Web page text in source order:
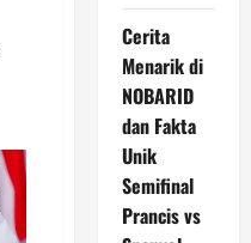
Cerita
Menarik di
NOBARID
dan Fakta
Unik
Semifinal
Prancis vs